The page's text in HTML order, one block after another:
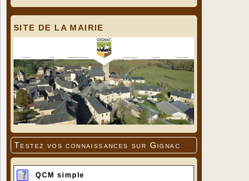
SITE DE LA MAIRIE
Testez vos connaissances sur Gignac
QCM simple